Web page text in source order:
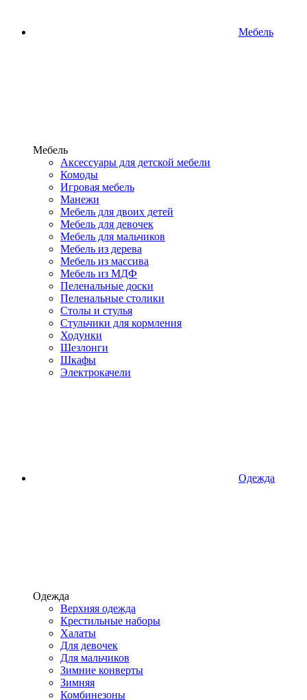
Мебель
Мебель
Аксессуары для детской мебели
Комоды
Игровая мебель
Манежи
Мебель для двоих детей
Мебель для девочек
Мебель для мальчиков
Мебель из дерева
Мебель из массива
Мебель из МДФ
Пеленальные доски
Пеленальные столики
Столы и стулья
Стульчики для кормления
Ходунки
Шезлонги
Шкафы
Электрокачели
Одежда
Одежда
Верхняя одежда
Крестильные наборы
Халаты
Для девочек
Для мальчиков
Зимние конверты
Зимняя
Комбинезоны